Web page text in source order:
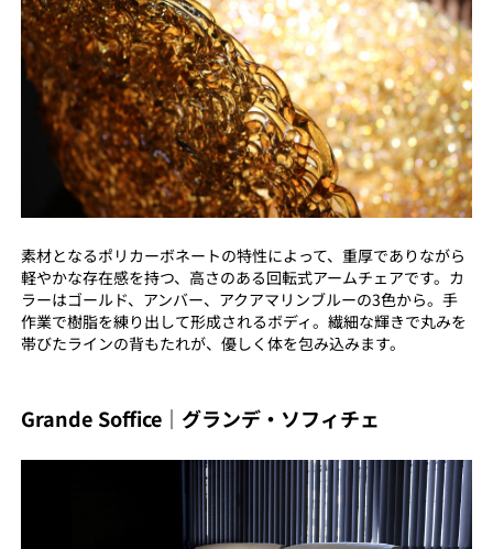
素材となるポリカーボネートの特性によって、重厚でありながら
軽やかな存在感を持つ、高さのある回転式アームチェアです。カ
ラーはゴールド、アンバー、アクアマリンブルーの3色から。手
作業で樹脂を練り出して形成されるボディ。繊細な輝きで丸みを
帯びたラインの背もたれが、優しく体を包み込みます。
Grande Soffice｜グランデ・ソフィチェ